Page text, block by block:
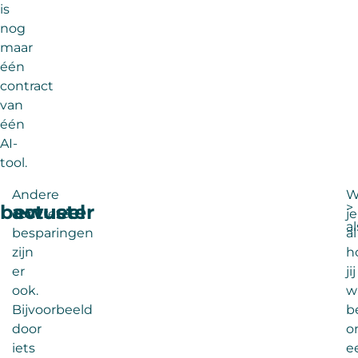
is
nog
maar
één
contract
van
één
AI-
tool.
bewuster
Andere
concrete
besparingen
zijn
er
ook.
Bijvoorbeeld
door
iets
actueel
je
al
jij
>